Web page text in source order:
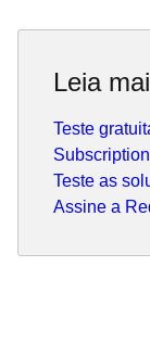
Leia
Teste
Subscription
Teste as
Assine a